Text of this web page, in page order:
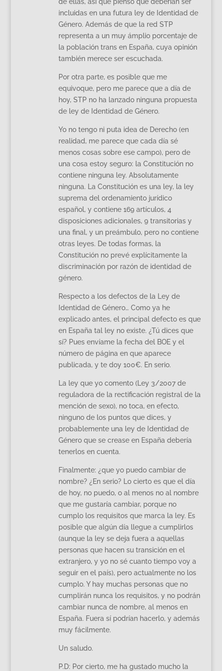
incluidas en una futura ley de Identidad de
Género. Además de que la red STP
representa a un muy ámplio porcentaje de
la población trans en España, cuya opinión
también merece ser escuchada.
Por otra parte, es posible que me
equivoque, pero me parece que a día de
hoy, STP no ha lanzado ninguna propuesta
de ley de Identidad de Género.
Yo no tengo ni puta idea de Derecho (en
realidad, me parece que cada día sé
menos cosas sobre ese campo), pero de
una cosa estoy seguro: la Constitución no
contiene ninguna ley. Absolutamente
ninguna. La Constitución es una ley, la ley
suprema del ordenamiento jurídico
español, y contiene 169 artículos, 4
disposiciones adicionales, 9 transitorias y
una final, y un preámbulo, pero no contiene
otras leyes. De todas formas, la
Constitución no prevé explícitamente la
discriminación por razón de identidad de
género.
Respecto a los defectos de la Ley de
Identidad de Género… Como ya he
explicado antes, el principal defecto es que
en España tal ley no existe. ¿Tú dices que
sí? Pues envíame la fecha del BOE y el
número de página en que aparece
publicada, y te doy 100€. En serio.
La ley que yo comento (Ley 3/2007 de
reguladora de la rectificación registral de la
mención de sexo), no toca, en efecto,
ninguno de los puntos que dices, y
probablemente una ley de Identidad de
Género que se crease en España debería
tenerlos en cuenta.
Finalmente: ¿que yo puedo cambiar de
nombre? ¿En serio? Lo cierto es que el día
de hoy, no puedo, o al menos no al nombre
que me gustaría cambiar, porque no
cumplo los requisitos que marca la ley. Es
posible que algún día llegue a cumplirlos
(aunque la ley se deja fuera a aquellas
personas que hacen su transición en el
extranjero, y yo no sé cuanto tiempo voy a
seguir en el país), pero actualmente no los
cumplo. Y hay muchas personas que no
cumplirán nunca los requisitos, y no podrán
cambiar nunca de nombre, al menos en
España. Fuera sí podrían hacerlo, y además
muy fácilmente.
Un saludo.
P.D: Por cierto, me ha gustado mucho la